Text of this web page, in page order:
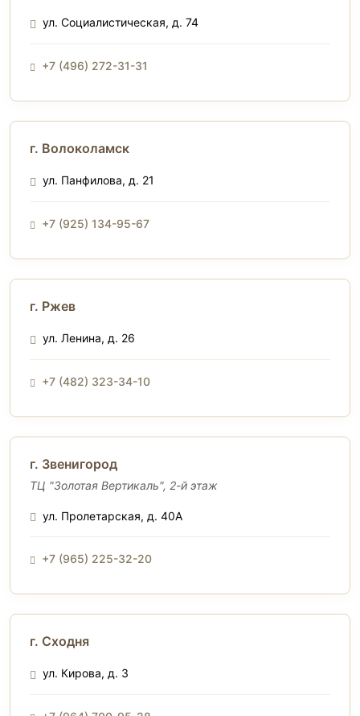
ул. Социалистическая, д. 74
+7 (496) 272-31-31
г. Волоколамск
ул. Панфилова, д. 21
+7 (925) 134-95-67
г. Ржев
ул. Ленина, д. 26
+7 (482) 323-34-10
г. Звенигород
ТЦ "Золотая Вертикаль", 2-й этаж
ул. Пролетарская, д. 40А
+7 (965) 225-32-20
г. Сходня
ул. Кирова, д. 3